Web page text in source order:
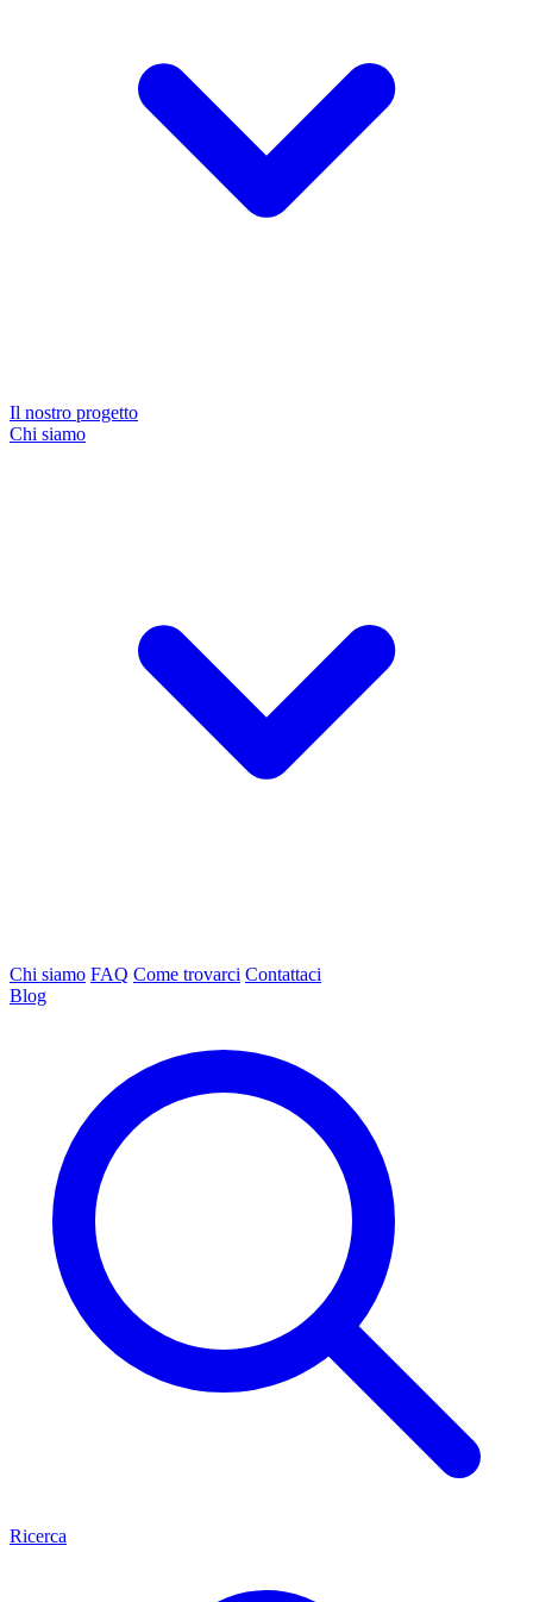
Il nostro progetto
Chi siamo
Chi siamo FAQ Come trovarci Contattaci
Blog
Ricerca